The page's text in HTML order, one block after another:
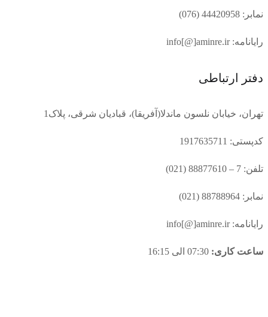
نمابر: 44420958 (076)
رایانامه: info[@]aminre.ir
دفتر ارتباطی
تهران، خیابان نلسون ماندلا(آفریقا)، قبادیان شرقی، پلاک1
کدپستی: 1917635711
تلفن: 7 – 88877610 (021)
نمابر: 88788964 (021)
رایانامه: info[@]aminre.ir
ساعت کاری: 07:30 الی 16:15